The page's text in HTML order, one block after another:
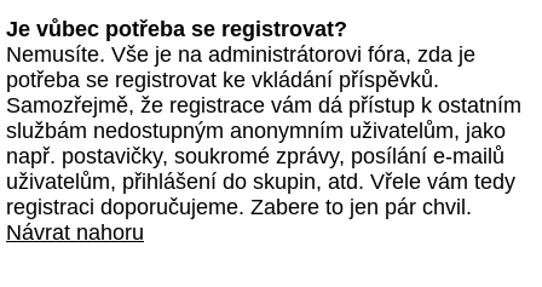
Je vůbec potřeba se registrovat?
Nemusíte. Vše je na administrátorovi fóra, zda je
potřeba se registrovat ke vkládání příspěvků.
Samozřejmě, že registrace vám dá přístup k ostatním
službám nedostupným anonymním uživatelům, jako
např. postavičky, soukromé zprávy, posílání e-mailů
uživatelům, přihlášení do skupin, atd. Vřele vám tedy
registraci doporučujeme. Zabere to jen pár chvil.
Návrat nahoru